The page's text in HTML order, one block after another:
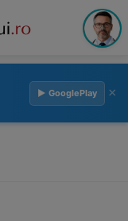
▶ GooglePlay ×